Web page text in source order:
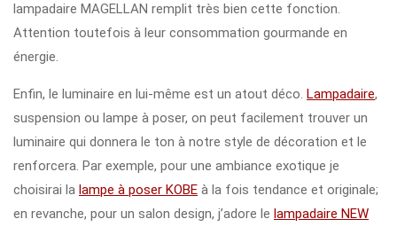
lampadaire MAGELLAN remplit très bien cette fonction.
Attention toutefois à leur consommation gourmande en
énergie.
Enfin, le luminaire en lui-même est un atout déco. Lampadaire,
suspension ou lampe à poser, on peut facilement trouver un
luminaire qui donnera le ton à notre style de décoration et le
renforcera. Par exemple, pour une ambiance exotique je
choisirai la lampe à poser KOBE à la fois tendance et originale;
en revanche, pour un salon design, j’adore le lampadaire NEW